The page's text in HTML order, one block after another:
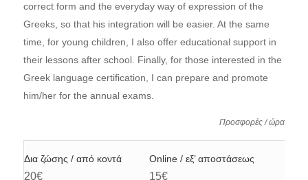
correct form and the everyday way of expression of the
Greeks, so that his integration will be easier. At the same
time, for young children, I also offer educational support in
their lessons after school. Finally, for those interested in the
Greek language certification, I can prepare and promote
him/her for the annual exams.
Προσφορές / ώρα
Δια ζώσης / από κοντά
20€
Online / εξ’ αποστάσεως
15€